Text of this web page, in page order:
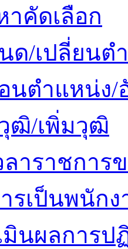
าคัดเลือก
ด/เปลี่ยนต
นตำแหน่ง/
ฒิ/เพิ่มวุฒิ
ลาราชการ
รเป็นพนักง
มินผลการป